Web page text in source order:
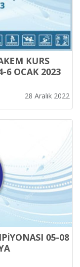
KURS
6 OCAK 2023
28 Aralık 2022
05-08